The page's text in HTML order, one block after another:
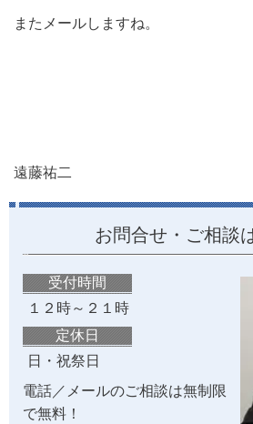
またメールしますね。
遠藤祐二
お問合せ・ご相談
受付時間
１２時～２１時
定休日
日・祝祭日
電話／メールのご相談は無制限
で無料！